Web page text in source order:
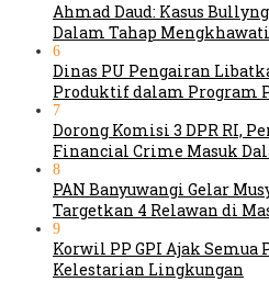
Ahmad Daud: Kasus
Dalam Tahap
6
Dinas PU Pengairan
Produktif dalam Program
7
Dorong Komisi 3 DPR RI,
Financial Crime Masuk
8
PAN Banyuwangi Gelar
Targetkan 4 Relawan di
9
Korwil PP GPI Ajak
Kelestarian Lingkungan